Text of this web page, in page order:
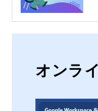
オンラ